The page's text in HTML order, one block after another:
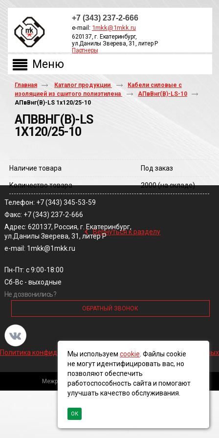
+7 (343) 237-2-666
e-mail: 1mkk@1mkk.ru
620137, г. Екатеринбург,
ул.Данилы Зверева, 31, литер Р
Партнеры
Главная Каталог продукции
Кабели силовые с
изоляцией из сшитого полиэтилена
АПвВнг(В)-LS-10
АПвВнг(В)-LS 1х120/25-10
АПВВНГ(В)-LS
1Х120/25-10
Наличие товара Под заказ
Количество товара 2000(на складе)
‹ Вернуться к разделу
Телефон: +7 (343) 345-53-59
Факс: +7 (343) 237-2-666
Адрес: 620137, Россия, г. Екатеринбург,
ул.Данилы Зверева, 31, литер Р
e-mail: 1mkk@1mkk.ru
Пн-Пт: с 9:00-18:00
Сб-Вс - выходные
Не дозвонились?
ОБРАТНЫЙ ЗВОНОК
Политика конфиденциальности и обработки персональных данных
Межрегиональная кабельная компания, 2016 ©
Мы используем cookie . Файлы cookie
не могут идентифицировать вас, но
позволяют обеспечить
работоспособность сайта и помогают
улучшать качество обслуживания.
ОК